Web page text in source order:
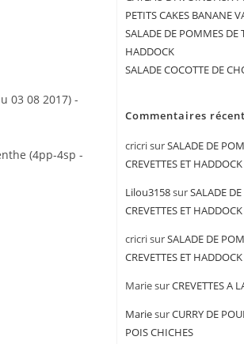
03 08 2017) -
(4pp-4sp -
PETITS CAKES BANANE
SALADE DE POMMES DE
HADDOCK
SALADE COCOTTE DE
Commentaires
cricrisurSALADE DE
CREVETTES ET HADDOCK
Lilou3158surSALADE
CREVETTES ET HADDOCK
cricrisurSALADE DE
CREVETTES ET HADDOCK
MariesurCREVETTES A
MariesurCURRY DE
POIS CHICHES